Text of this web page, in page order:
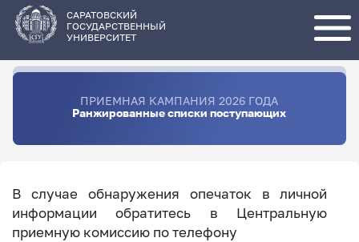
основному
содержанию
САРАТОВСКИЙ
ГОСУДАРСТВЕННЫЙ
УНИВЕРСИТЕТ
ПРИЕМНАЯ КАМПАНИЯ 2026 ГОДА
Ранжированные списки поступающих
В случае обнаружения опечаток в личной
информации обратитесь в Центральную
приемную комиссию по телефону